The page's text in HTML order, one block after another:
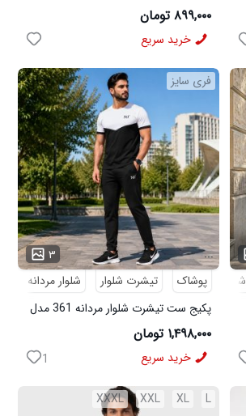
۸۹۹,۰۰۰ تومان
خرید سریع
شلوار مردانه
فری سایز
۳
...
پوشاک
تیشرت شلوار شلوار مردانه
پکیج ست تیشرت شلوار مردانه 361 مدل
W15 کفش ورزشی مردانه مدل pavlo
۱,۴۹۸,۰۰۰ تومان
خرید سریع 1
L
XL
XXL
XXXL